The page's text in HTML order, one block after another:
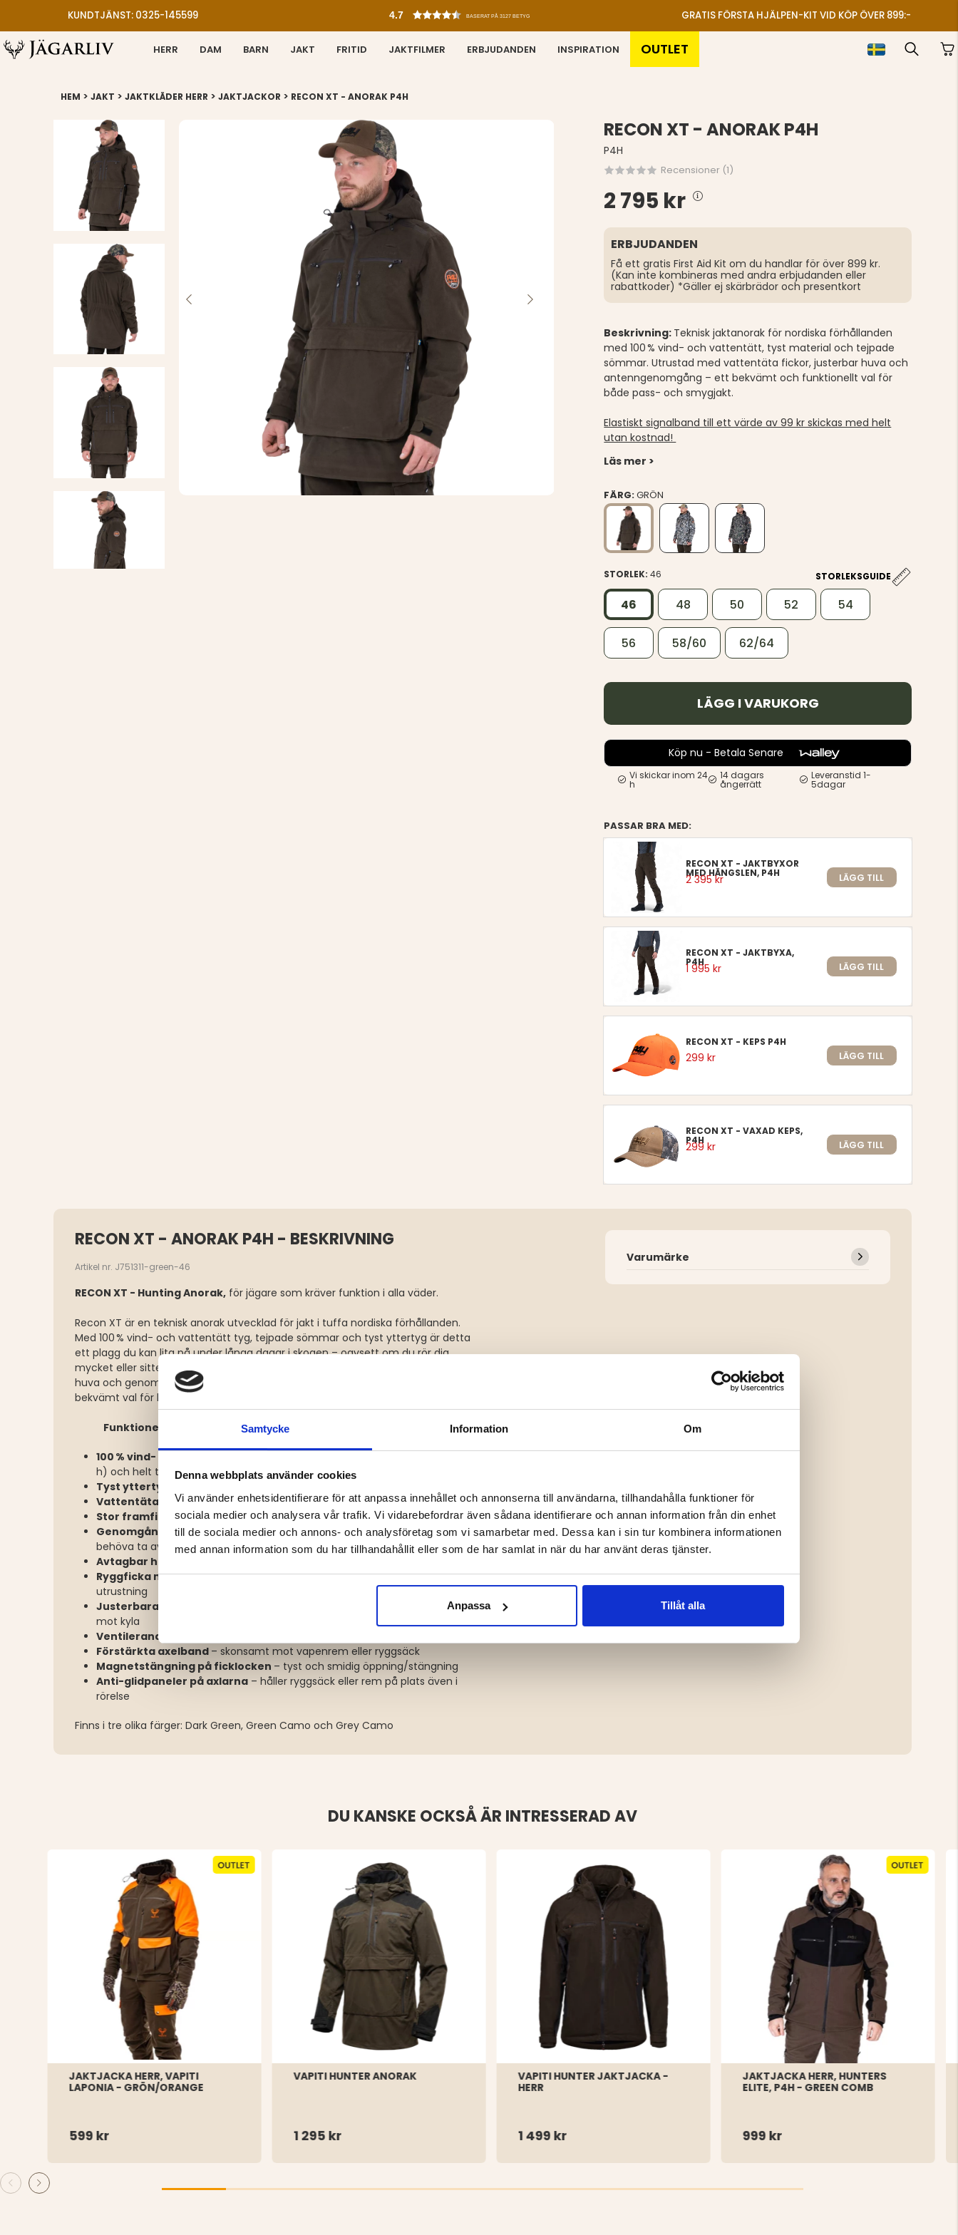
Samtycke Information Om
Denna webbplats använder cookies
Vi använder enhetsidentifierare för att anpassa innehållet och annonserna till användarna, tillhandahålla funktioner för
sociala medier och analysera vår trafik. Vi vidarebefordrar även sådana identifierare och annan information från din enhet
till de sociala medier och annons- och analysföretag som vi samarbetar med. Dessa kan i sin tur kombinera informationen
med annan information som du har tillhandahållit eller som de har samlat in när du har använt deras tjänster.
Anpassa Tillåt alla
KUNDTJÄNST: 0325-145599 4.7 BASERAT PÅ 3127 BETYG GRATIS FÖRSTA HJÄLPEN-KIT VID KÖP ÖVER 899:-
HERR DAM BARN JAKT FRITID JAKTFILMER ERBJUDANDEN INSPIRATION OUTLET
HEM > JAKT > JAKTKLÄDER HERR > JAKTJACKOR > RECON XT - ANORAK P4H
RECON XT - ANORAK P4H
P4H
Recensioner (1)
2 795 kr
ERBJUDANDEN
Få ett gratis First Aid Kit om du handlar för över 899 kr.
(Kan inte kombineras med andra erbjudanden eller
rabattkoder) *Gäller ej skärbrädor och presentkort
Beskrivning: Teknisk jaktanorak för nordiska förhållanden
med 100 % vind- och vattentätt, tyst material och tejpade
sömmar. Utrustad med vattentäta fickor, justerbar huva och
antenngenomgång – ett bekvämt och funktionellt val för
både pass- och smygjakt.
Elastiskt signalband till ett värde av 99 kr skickas med helt
utan kostnad!
Läs mer >
FÄRG:GRÖN
STORLEK:46 STORLEKSGUIDE
46 48 50 52 54
56 58/60 62/64
LÄGG I VARUKORG
Köp nu - Betala Senare
Vi skickar inom 24
h
14 dagars
ångerrätt
Leveranstid 1-
5dagar
PASSAR BRA MED:
RECON XT - JAKTBYXOR
MED HÄNGSLEN, P4H
2 395 kr LÄGG TILL
RECON XT - JAKTBYXA,
P4H
1 995 kr LÄGG TILL
RECON XT - KEPS P4H
299 kr LÄGG TILL
RECON XT - VAXAD KEPS,
P4H
299 kr LÄGG TILL
RECON XT - ANORAK P4H - BESKRIVNING
Artikel nr. J751311-green-46
RECON XT - Hunting Anorak, för jägare som kräver funktion i alla väder.
Recon XT är en teknisk anorak utvecklad för jakt i tuffa nordiska förhållanden.
Med 100 % vind- och vattentätt tyg, tejpade sömmar och tyst yttertyg är detta
ett plagg du kan lita på under långa dagar i skogen – oavsett om du rör dig
mycket eller sitter stilla. Genomtänkta detaljer som vattentäta fickor, justerbar
huva och genomgång för radioantenn gör anoraken till ett funktionellt och
bekvämt val för både pass- och smygjakt.
Funktioner & fördelar
100 % vind- och vattentät
h) och helt tejpade sömmar
Tyst yttertyg
Vattentäta dragkedjorpå bröst- och sidfickor
Stor framficka med dold öppning– för t.ex. radio eller karta
Genomgång för antennvia gummibadge – perfekt för jaktradio utan att
behöva ta av sig jackan
Avtagbar huva
Ryggficka med dragkedja– praktisk för sittdyna, handskar eller extra
utrustning
Justerbara ärmslut med kardborre & tumgrepp
– försluter effektivt
mot kyla
Ventilerande meshfoder
Förstärkta axelband – skonsamt mot vapenrem eller ryggsäck
Magnetstängning på ficklocken – tyst och smidig öppning/stängning
Anti-glidpaneler på axlarna – håller ryggsäck eller rem på plats även i
rörelse
Finns i tre olika färger: Dark Green, Green Camo och Grey Camo
Varumärke
DU KANSKE OCKSÅ ÄR INTRESSERAD AV
JAKTJACKA HERR, VAPITI
LAPONIA - GRÖN/ORANGE
599 kr
VAPITI HUNTER ANORAK
1 295 kr
VAPITI HUNTER JAKTJACKA -
HERR
1 499 kr
JAKTJACKA HERR, HUNTERS
ELITE, P4H - GREEN COMB
999 kr